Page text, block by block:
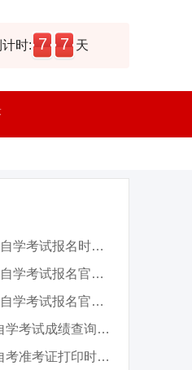
时: 7 7 天
2026年10月全国各省自学考试报名时间及入口汇总
2026年10月全国各省自学考试报名官网入口汇总
2026年10月全国各省自学考试报名官网入口汇总
2026年4月全国各省自学考试成绩查询时间及入口...
2026年4月全国各省自考准考证打印时间及入口汇...